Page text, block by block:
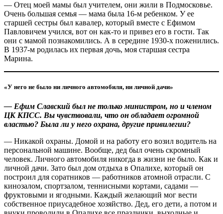
— Отец моей мамы был учителем, они жили в Подмосковье.
Очень большая семья — мама была 16-м ребенком. У ее
старшей сестры был кавалер, который вместе с Ефимом
Павловичем учился, вот он как-то и привез его в гости. Так
они с мамой познакомились. А в середине 1930-х поженились.
В 1937-м родилась их первая дочь, моя старшая сестра
Марина.
«У него не было ни личного автомобиля, ни личной дачи»
— Ефим Славский был не только министром, но и членом
ЦК КПСС. Вы чувствовали, что он обладает огромной
властью? Была ли у него охрана, другие привилегии?
— Никакой охраны. Домой и на работу его возил водитель на
персональной машине. Вообще, дед был очень скромный
человек. Личного автомобиля никогда в жизни не было. Как и
личной дачи. Зато был дом отдыха в Опалихе, который он
построил для соратников — работников атомной отрасли. С
кинозалом, спортзалом, теннисными кортами, садами —
фруктовыми и ягодными. Каждый желающий мог вести
собственное приусадебное хозяйство. Дед, его дети, а потом и